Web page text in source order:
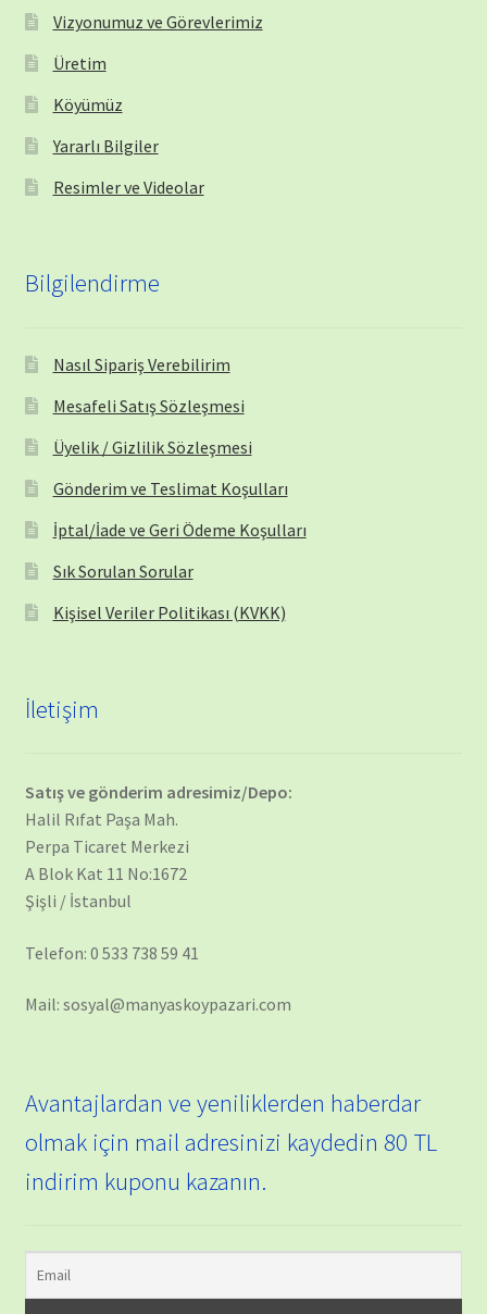
Vizyonumuz ve Görevlerimiz
Üretim
Köyümüz
Yararlı Bilgiler
Resimler ve Videolar
Bilgilendirme
Nasıl Sipariş Verebilirim
Mesafeli Satış Sözleşmesi
Üyelik / Gizlilik Sözleşmesi
Gönderim ve Teslimat Koşulları
İptal/İade ve Geri Ödeme Koşulları
Sık Sorulan Sorular
Kişisel Veriler Politikası (KVKK)
İletişim
Satış ve gönderim adresimiz/Depo:
Halil Rıfat Paşa Mah.
Perpa Ticaret Merkezi
A Blok Kat 11 No:1672
Şişli / İstanbul
Telefon: 0 533 738 59 41
Mail: sosyal@manyaskoypazari.com
Avantajlardan ve yeniliklerden haberdar
olmak için mail adresinizi kaydedin 80 TL
indirim kuponu kazanın.